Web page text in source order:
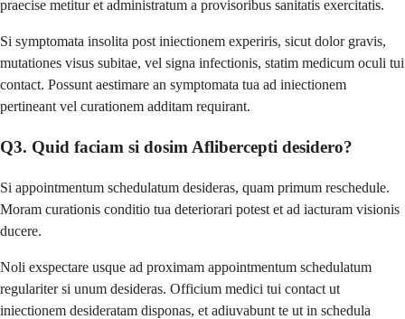
praecise metitur et administratum a provisoribus sanitatis exercitatis.
Si symptomata insolita post iniectionem experiris, sicut dolor gravis,
mutationes visus subitae, vel signa infectionis, statim medicum oculi tui
contact. Possunt aestimare an symptomata tua ad iniectionem
pertineant vel curationem additam requirant.
Q3. Quid faciam si dosim Aflibercepti desidero?
Si appointmentum schedulatum desideras, quam primum reschedule.
Moram curationis conditio tua deteriorari potest et ad iacturam visionis
ducere.
Noli exspectare usque ad proximam appointmentum schedulatum
regulariter si unum desideras. Officium medici tui contact ut
iniectionem desideratam disponas, et adiuvabunt te ut in schedula